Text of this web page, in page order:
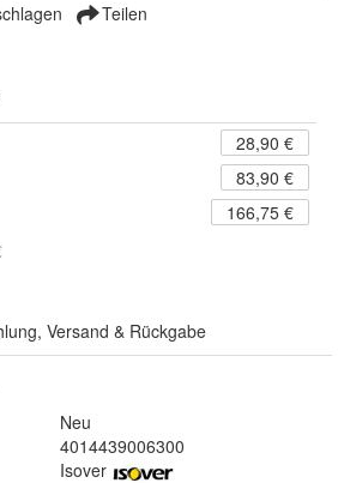
Teilen
28,90 €
83,90 €
166,75 €
Versand & Rückgabe
Neu
4014439006300
Isover